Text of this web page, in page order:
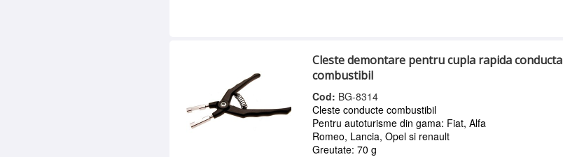
Cleste demontare pentru cupla rapida conducta
combustibil
Cod: BG-8314
Cleste conducte combustibil
Pentru autoturisme din gama: Fiat, Alfa
Romeo, Lancia, Opel si renault
Greutate: 70 g